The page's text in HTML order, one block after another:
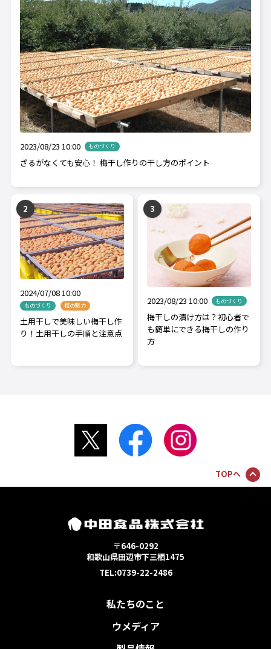
2023/08/23 10:00 ものづくり
ざるがなくても安心！ 梅干し作りの干し方のポイント
2024/07/08 10:00
ものづくり 梅の魅力
土用干しで美味しい梅干し作
り！土用干しの手順と注意点
2023/08/23 10:00 ものづくり
梅干しの漬け方は？初心者で
も簡単にできる梅干しの作り
方
TOPへ
〒646-0292
和歌山県田辺市下三栖1475
TEL:0739-22-2486
私たちのこと
ウメディア